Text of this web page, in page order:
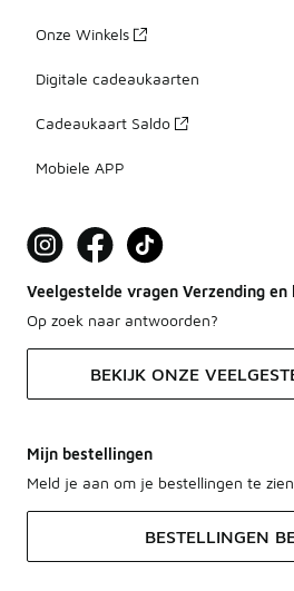
Onze Winkels
Digitale cadeaukaarten
Cadeaukaart Saldo
Mobiele APP
Veelgestelde vragen Verzending en
Op zoek naar antwoorden?
BEKIJK ONZE
Mijn bestellingen
Meld je aan om je bestellingen te zien.
BESTELLINGEN